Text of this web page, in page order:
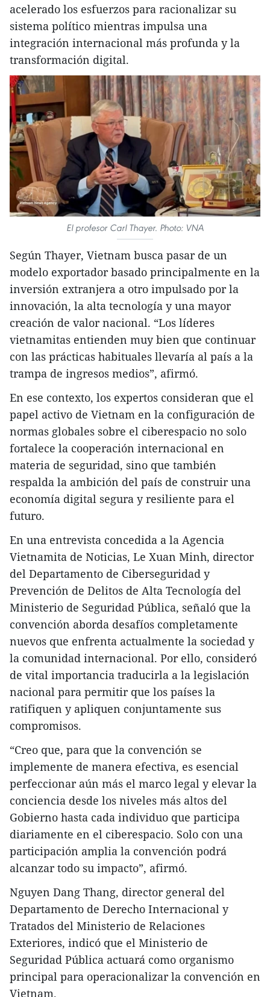
acelerado los esfuerzos para racionalizar su
sistema político mientras impulsa una
integración internacional más profunda y la
transformación digital.
El profesor Carl Thayer. Photo: VNA
Según Thayer, Vietnam busca pasar de un
modelo exportador basado principalmente en la
inversión extranjera a otro impulsado por la
innovación, la alta tecnología y una mayor
creación de valor nacional. “Los líderes
vietnamitas entienden muy bien que continuar
con las prácticas habituales llevaría al país a la
trampa de ingresos medios”, afirmó.
En ese contexto, los expertos consideran que el
papel activo de Vietnam en la configuración de
normas globales sobre el ciberespacio no solo
fortalece la cooperación internacional en
materia de seguridad, sino que también
respalda la ambición del país de construir una
economía digital segura y resiliente para el
futuro.
En una entrevista concedida a la Agencia
Vietnamita de Noticias, Le Xuan Minh, director
del Departamento de Ciberseguridad y
Prevención de Delitos de Alta Tecnología del
Ministerio de Seguridad Pública, señaló que la
convención aborda desafíos completamente
nuevos que enfrenta actualmente la sociedad y
la comunidad internacional. Por ello, consideró
de vital importancia traducirla a la legislación
nacional para permitir que los países la
ratifiquen y apliquen conjuntamente sus
compromisos.
“Creo que, para que la convención se
implemente de manera efectiva, es esencial
perfeccionar aún más el marco legal y elevar la
conciencia desde los niveles más altos del
Gobierno hasta cada individuo que participa
diariamente en el ciberespacio. Solo con una
participación amplia la convención podrá
alcanzar todo su impacto”, afirmó.
Nguyen Dang Thang, director general del
Departamento de Derecho Internacional y
Tratados del Ministerio de Relaciones
Exteriores, indicó que el Ministerio de
Seguridad Pública actuará como organismo
principal para operacionalizar la convención en
Vietnam.